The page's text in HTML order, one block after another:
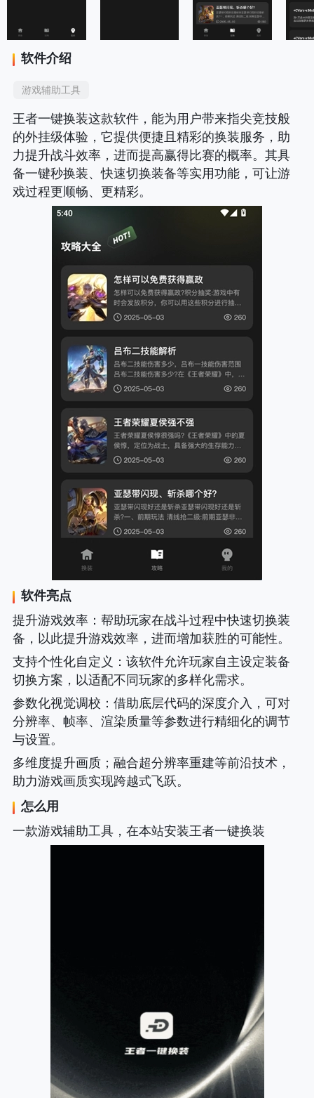
软件介绍
游戏辅助工具
王者一键换装这款软件，能为用户带来指尖竞技般
的外挂级体验，它提供便捷且精彩的换装服务，助
力提升战斗效率，进而提高赢得比赛的概率。其具
备一键秒换装、快速切换装备等实用功能，可让游
戏过程更顺畅、更精彩。
软件亮点
提升游戏效率：帮助玩家在战斗过程中快速切换装
备，以此提升游戏效率，进而增加获胜的可能性。
支持个性化自定义 ：该软件允许玩家自主设定装备
切换方案，以适配不同玩家的多样化需求。
参数化视觉调校 ：借助底层代码的深度介入，可对
分辨率、帧率、渲染质量等参数进行精细化的调节
与设置。
多维度提升画质；融合超分辨率重建等前沿技术，
助力游戏画质实现跨越式飞跃。
怎么用
一款游戏辅助工具，在本站安装王者一键换装